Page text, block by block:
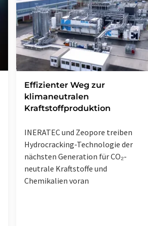
Effizienter Weg zur
klimaneutralen
Kraftstoffproduktion
INERATEC und Zeopore treiben
Hydrocracking-Technologie der
nächsten Generation für CO₂-
neutrale Kraftstoffe und
Chemikalien voran